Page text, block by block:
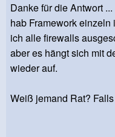
Danke für die Antwort ...
hab Framework
ich alle firewalls
aber es hängt sich mit
wieder auf.
Weiß jemand Rat?